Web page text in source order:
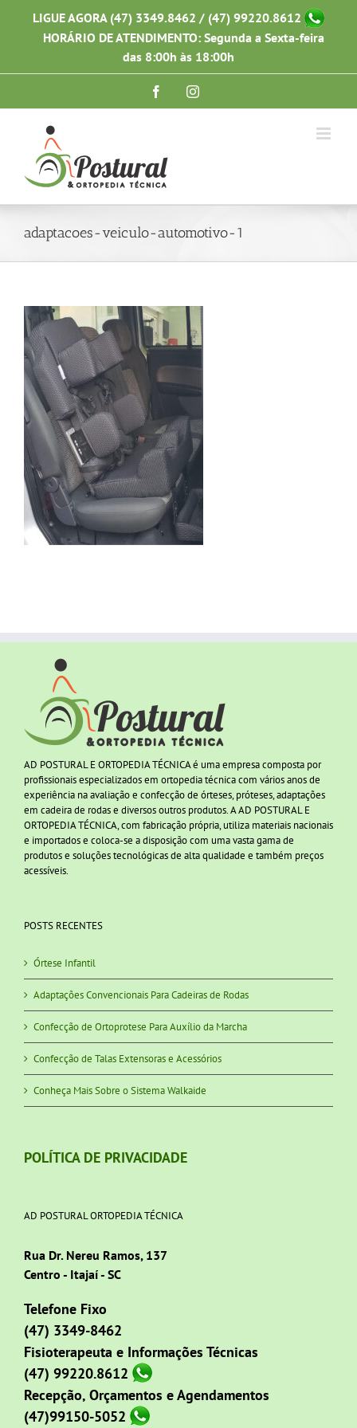
LIGUE AGORA (47) 3349.8462 / (47) 99220.8612
HORÁRIO DE ATENDIMENTO: Segunda a Sexta-feira
das 8:00h às 18:00h
FacebookInstagram
adaptacoes-veiculo-automotivo-1
AD POSTURAL E ORTOPEDIA TÉCNICA é uma empresa composta por
profissionais especializados em ortopedia técnica com vários anos de
experiência na avaliação e confecção de órteses, próteses, adaptações
em cadeira de rodas e diversos outros produtos. A AD POSTURAL E
ORTOPEDIA TÉCNICA, com fabricação própria, utiliza materiais nacionais
e importados e coloca-se a disposição com uma vasta gama de
produtos e soluções tecnológicas de alta qualidade e também preços
acessíveis.
POSTS RECENTES
Órtese Infantil
Adaptações Convencionais Para Cadeiras de Rodas
Confecção de Ortoprotese Para Auxílio da Marcha
Confecção de Talas Extensoras e Acessórios
Conheça Mais Sobre o Sistema Walkaide
POLÍTICA DE PRIVACIDADE
AD POSTURAL ORTOPEDIA TÉCNICA
Rua Dr. Nereu Ramos, 137
Centro - Itajaí - SC
Telefone Fixo
(47) 3349-8462
Fisioterapeuta e Informações Técnicas
(47) 99220.8612
Recepção, Orçamentos e Agendamentos
(47)99150-5052